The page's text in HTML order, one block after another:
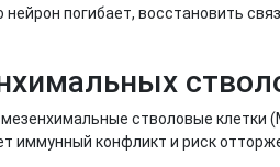
погибает, восстановить
стволовые
иммунный конфликт и риск